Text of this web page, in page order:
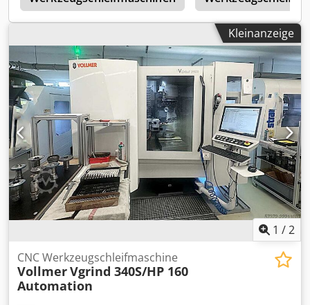
272. Maschinendimensionen X/Y/Z: ca.
2650mm/2800mm/2200mm, Gewicht: ca. 5550kg,
Steuerung: Vollmer. Inklusive automatischem
Werkstückmagazin HP160. Dokumentation vorhanden. Eine
Besichtigung vor Ort ist möglich. Cjdpfezg Ir Esx Afusrf
Kleinanzeige
1 /2
CNC Werkzeugschleifmaschine
VollmerVgrind 340S/HP 160
Automation